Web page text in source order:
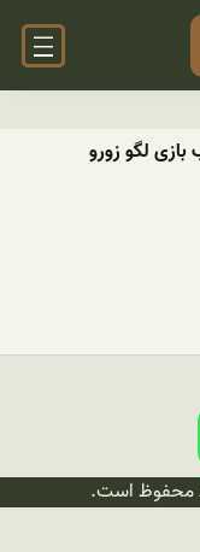
بازی لگو زورو
محفوظ است.